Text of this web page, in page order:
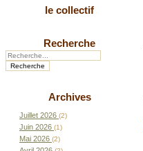
le collectif
Recherche
Archives
Juillet 2026 (2)
Juin 2026 (1)
Mai 2026 (2)